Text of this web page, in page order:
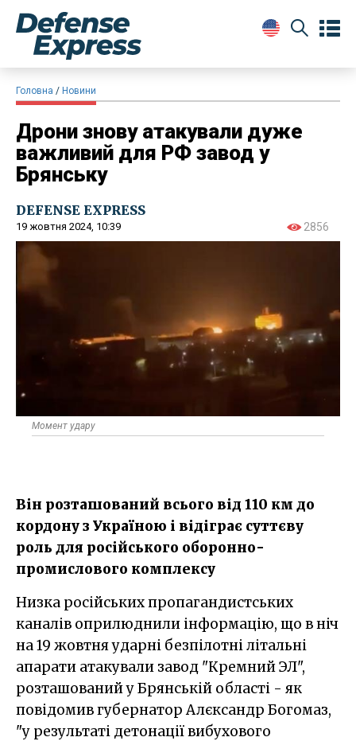
Головна Новини
Дрони знову атакували дуже
важливий для РФ завод у
Брянську
DEFENSE EXPRESS
19 жовтня 2024, 10:39 2856
Момент удару
Він розташований всього від 110 км до
кордону з Україною і відіграє суттєву
роль для російського оборонно-
промислового комплексу
Низка російських пропагандистських
каналів оприлюднили інформацію, що в ніч
на 19 жовтня ударні безпілотні літальні
апарати атакували завод "Кремний ЭЛ",
розташований у Брянській області - як
повідомив губернатор Алєксандр Богомаз,
"у результаті детонації вибухового